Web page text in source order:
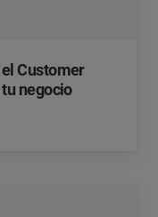
Customer
negocio